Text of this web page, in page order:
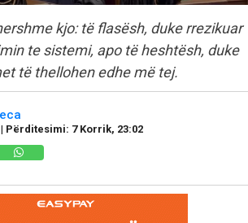
kjo: të flasësh, duke rrezikuar
te sistemi, apo të heshtësh, duke
të thellohen edhe më tej.
Përditesimi: 7 Korrik, 23:02